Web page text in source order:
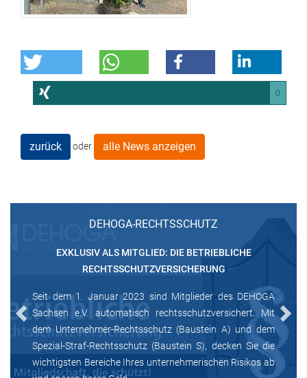
0
zurück oder alle News anzeigen
DEHOGA-RECHTSSCHUTZ
EXKLUSIV ALS MITGLIED: DIE BETRIEBLICHE
RECHTSSCHUTZVERSICHERUNG
Seit dem 1. Januar 2023 sind Mitglieder des DEHOGA
Sachsen e.V. automatisch rechtsschutzversichert. Mit
dem Unternehmer-Rechtsschutz (Baustein A) und dem
Spezial-Straf-Rechtsschutz (Baustein S), decken Sie die
wichtigsten Bereiche Ihres unternehmerischen Risikos ab
Previous Next